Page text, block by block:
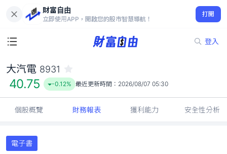
財富自由
立即使用APP，開啟您的股市智慧導航！
打開
登入
40.75
-0.12%
大汽電 8931
40.75 -0.12% 最近更新時間： 2026/08/07 05:30
個股概覽 財務報表 獲利能力 安全性分析
電子書